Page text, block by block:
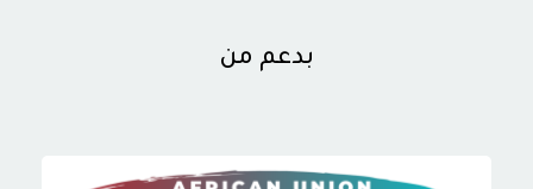
بدعم من